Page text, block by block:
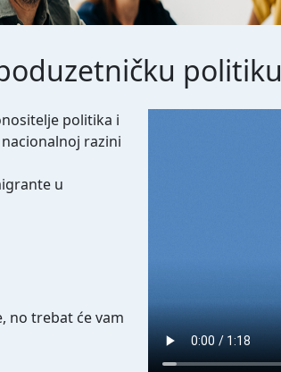
politiku
politika i
razini
u
no trebat će vam